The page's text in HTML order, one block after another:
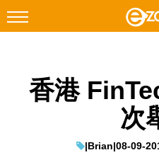
Facebook Instagram
香港
次
|Brian|08-09-